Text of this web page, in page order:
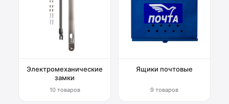
Электромеханические
замки
10 товаров
Ящики почтовые
9 товаров